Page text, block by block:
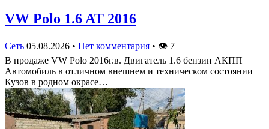
VW Polo 1.6 AT 2016
Сеть 05.08.2026 • Нет комментария • 👁 7
В продаже VW Polo 2016г.в. Двигатель 1.6 бензин АКПП
Автомобиль в отличном внешнем и техническом состоянии
Кузов в родном окрасе…